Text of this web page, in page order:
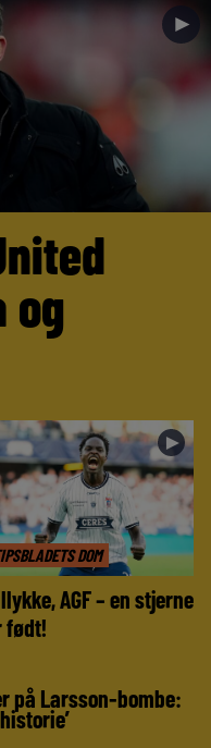
►
og
DOM
►
AGF – en stjerne
født!
på Larsson-bombe: